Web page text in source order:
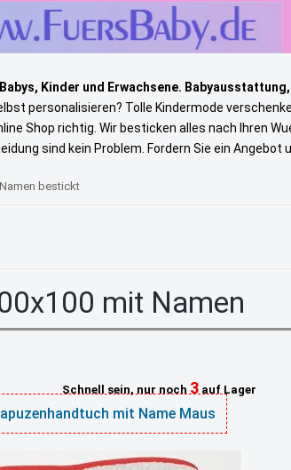
Kinder und Erwachsene.
personalisieren? Tolle Kindermode
Shop richtig. Wir besticken alles nach Ihren
sind kein Problem. Fordern Sie ein Angebot
bestickt
mit Namen
Schnell sein, nur noch3auf Lager
mit Name Maus